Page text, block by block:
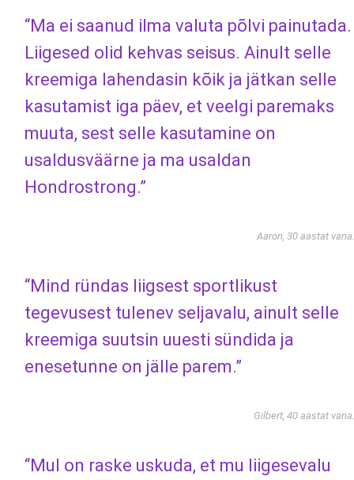
“Ma ei saanud ilma valuta põlvi painutada.
Liigesed olid kehvas seisus. Ainult selle
kreemiga lahendasin kõik ja jätkan selle
kasutamist iga päev, et veelgi paremaks
muuta, sest selle kasutamine on
usaldusväärne ja ma usaldan
Hondrostrong.”
Aaron, 30 aastat vana.
“Mind ründas liigsest sportlikust
tegevusest tulenev seljavalu, ainult selle
kreemiga suutsin uuesti sündida ja
enesetunne on jälle parem.”
Gilbert, 40 aastat vana.
“Mul on raske uskuda, et mu liigesevalu